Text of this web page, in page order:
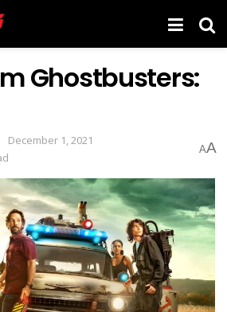
Ghostbusters:
December 1, 2021
AA